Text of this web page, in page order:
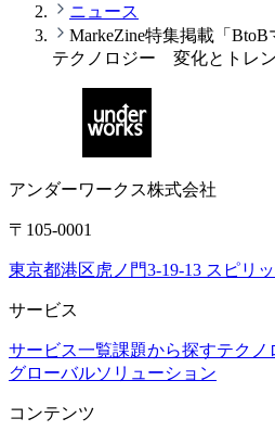
ニュース
MarkeZine特集掲載「
テクノロジー 変化とトレン
アンダーワークス株式会社
〒105-0001
東京都港区虎ノ門3-19-13 スピリ
サービス
サービス一覧課題から探すテクノ
グローバルソリューション
コンテンツ